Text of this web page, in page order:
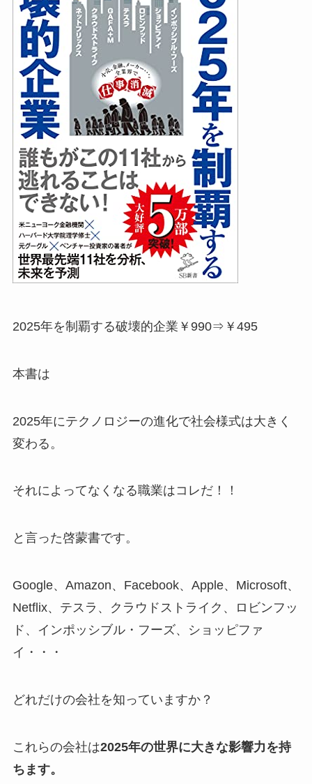
2025年を制覇する破壊的企業￥990⇒￥495
本書は
2025年にテクノロジーの進化で社会様式は大きく
変わる。
それによってなくなる職業はコレだ！！
と言った啓蒙書です。
Google、Amazon、Facebook、Apple、Microsoft、
Netflix、テスラ、クラウドストライク、ロビンフッ
ド、インポッシブル・フーズ、ショッピファ
イ・・・
どれだけの会社を知っていますか？
これらの会社は2025年の世界に大きな影響力を持
ちます。